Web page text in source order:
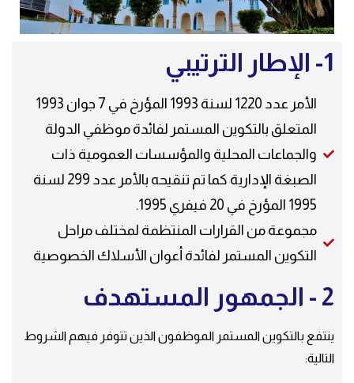
1- الإطار الترتيبي
الأمر عدد 1220 لسنة 1993 المؤرخ في 7 جوان 1993
المتعلق بالتكوين المستمر لفائدة موظفي الدولة
والجماعات المحلية والمؤسسات العمومية ذات
الصبغة الإدارية كما تم تنقيحه بالأمر عدد 299 لسنة
1995 المؤرخ في 20 فيفري 1995.
مجموعة من القرارات المنتظمة لمختلف مراحل
التكوين المستمر لفائدة أعوان الأسلاك الخصوصية
2 - الجمهور المستهدف
ينتفع بالتكوين المستمر الموظفون الذين تتوفر فيهم الشروط
التالية: